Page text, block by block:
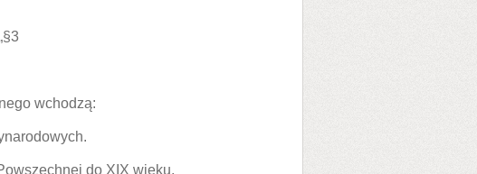
wchodzą:
do XIX wieku,